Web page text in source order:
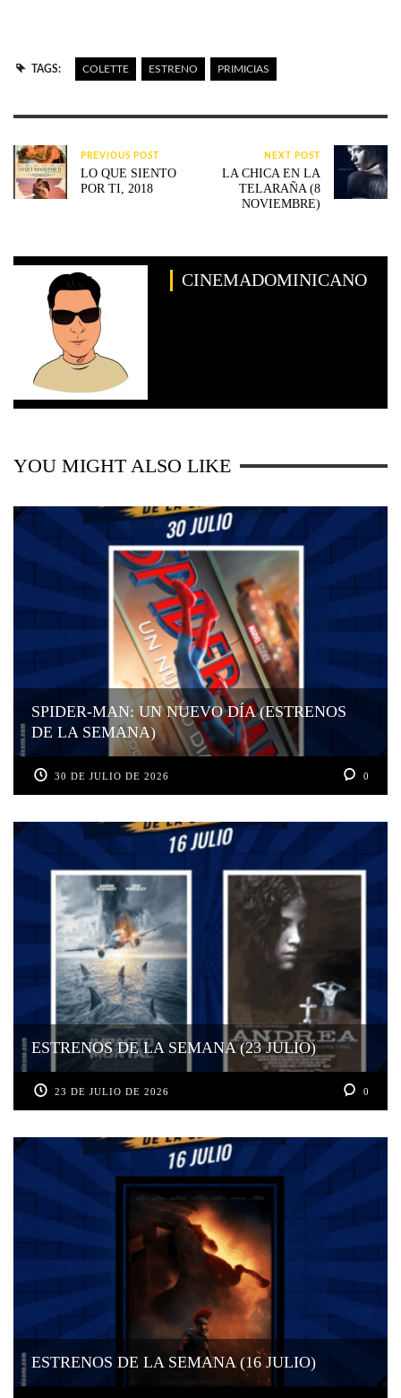
TAGS: COLETTE ESTRENO PRIMICIAS
PREVIOUS POST
LO QUE SIENTO
POR TI, 2018
NEXT POST
LA CHICA EN LA
TELARAÑA (8
NOVIEMBRE)
CINEMADOMINICANO
YOU MIGHT ALSO LIKE
SPIDER-MAN: UN NUEVO DÍA (ESTRENOS
DE LA SEMANA)
30 DE JULIO DE 2026 0
ESTRENOS DE LA SEMANA (23 JULIO)
23 DE JULIO DE 2026 0
ESTRENOS DE LA SEMANA (16 JULIO)